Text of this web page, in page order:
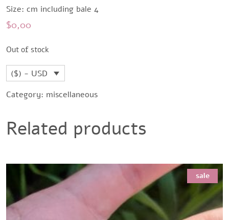
Size: cm including bale 4
$0,00
Out of stock
($) - USD
Category: miscellaneous
Related products
sale